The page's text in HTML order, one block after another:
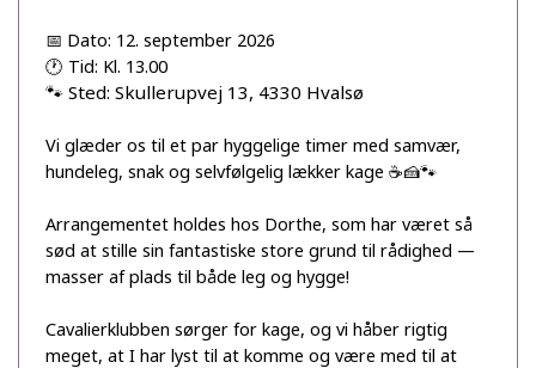
📅 Dato: 12. september 2026
🕐 Tid: Kl. 13.00
🐾 Sted: Skullerupvej 13, 4330 Hvalsø
Vi glæder os til et par hyggelige timer med samvær,
hundeleg, snak og selvfølgelig lækker kage ☕🍰🐾
Arrangementet holdes hos Dorthe, som har været så
sød at stille sin fantastiske store grund til rådighed —
masser af plads til både leg og hygge!
Cavalierklubben sørger for kage, og vi håber rigtig
meget, at I har lyst til at komme og være med til at